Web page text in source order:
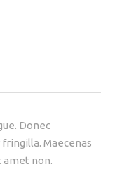
Donec
Maecenas
amet non.